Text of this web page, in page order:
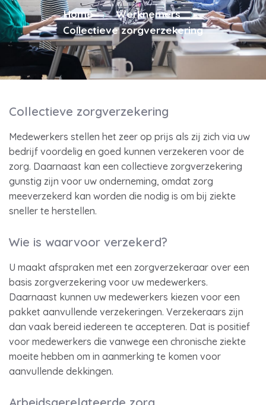
Home
Werknemers
Collectieve zorgverzekering
Collectieve zorgverzekering
Medewerkers stellen het zeer op prijs als zij zich via uw
bedrijf voordelig en goed kunnen verzekeren voor de
zorg. Daarnaast kan een collectieve zorgverzekering
gunstig zijn voor uw onderneming, omdat zorg
meeverzekerd kan worden die nodig is om bij ziekte
sneller te herstellen.
Wie is waarvoor verzekerd?
U maakt afspraken met een zorgverzekeraar over een
basis zorgverzekering voor uw medewerkers.
Daarnaast kunnen uw medewerkers kiezen voor een
pakket aanvullende verzekeringen. Verzekeraars zijn
dan vaak bereid iedereen te accepteren. Dat is positief
voor medewerkers die vanwege een chronische ziekte
moeite hebben om in aanmerking te komen voor
aanvullende dekkingen.